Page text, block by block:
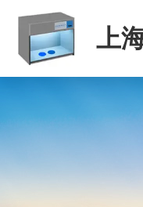
上